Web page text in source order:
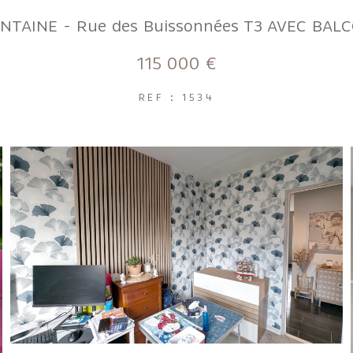
- Rue des Buissonnées T3 AVEC
115 000 €
REF : 1534